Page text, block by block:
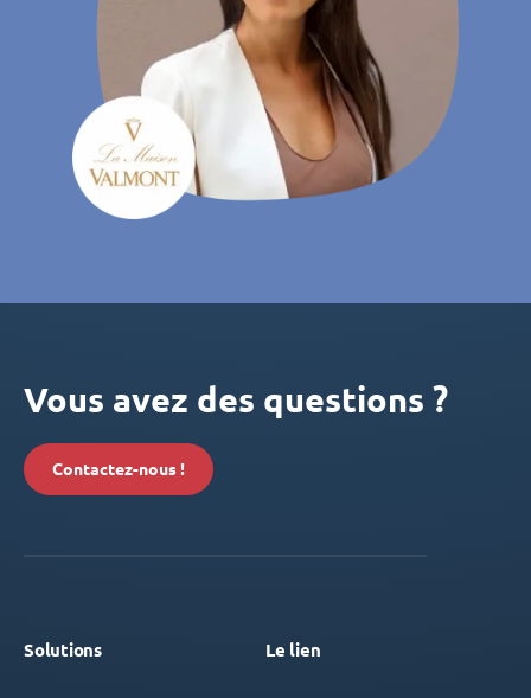
Vous avez des questions ?
Contactez-nous !
Solutions Le lien